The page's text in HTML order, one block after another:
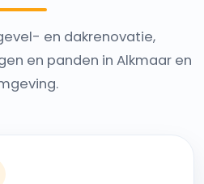
en dakrenovatie,
en panden in Alkmaar en